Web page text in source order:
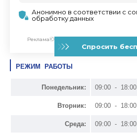
РЕЖИМ РАБОТЫ
Понедельник: 09:00 - 18:00
Вторник: 09:00 - 18:00
Среда: 09:00 - 18:00